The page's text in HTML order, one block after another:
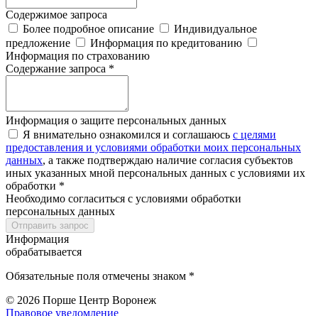
Содержимое запроса
Более подробное описание
Индивидуальное
предложение
Информация по кредитованию
Информация по страхованию
Содержание запроса *
Информация о защите персональных данных
Я внимательно ознакомился и соглашаюсь с целями
предоставления и условиями обработки моих персональных
данных, а также подтверждаю наличие согласия субъектов
иных указанных мной персональных данных с условиями их
обработки *
Необходимо согласиться с условиями обработки
персональных данных
Отправить запрос
Информация
обрабатывается
Обязательные поля отмечены знаком *
© 2026 Порше Центр Воронеж
Правовое уведомление